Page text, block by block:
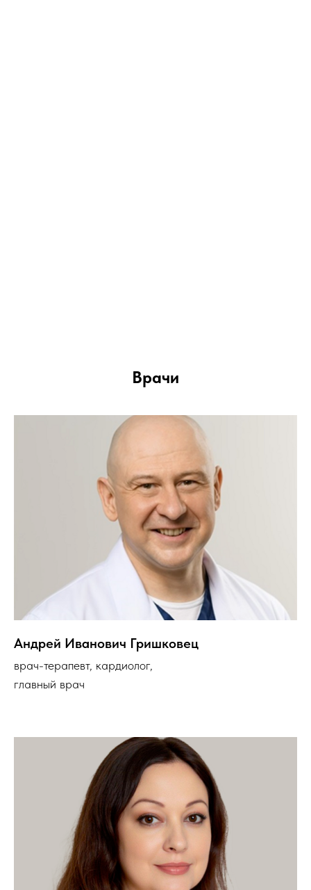
Врачи
Андрей Иванович Гришковец
врач-терапевт, кардиолог,
главный врач